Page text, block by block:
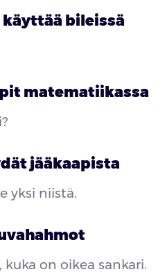
bileissä
matematiikassa
jääkaapista
yksi niistä.
on oikea sankari.